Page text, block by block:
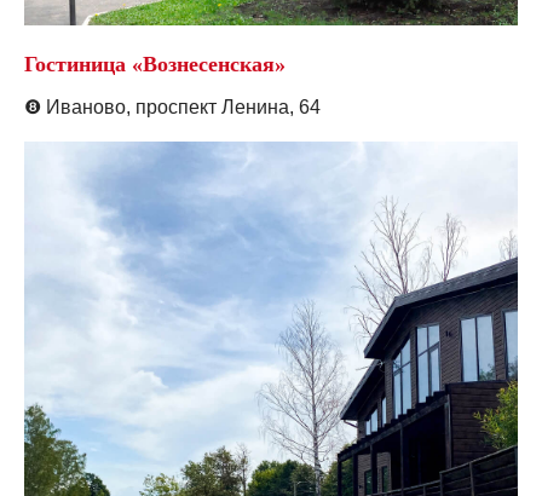
Гостиница «Вознесенская»
❽ Иваново, проспект Ленина, 64